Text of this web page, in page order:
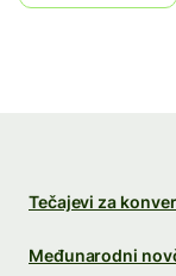
Tečajevi za
Međunarodni